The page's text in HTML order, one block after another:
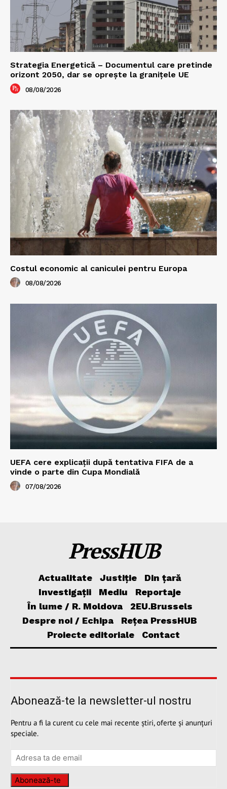
Strategia Energetică – Documentul care pretinde
orizont 2050, dar se oprește la granițele UE
08/08/2026
Costul economic al caniculei pentru Europa
08/08/2026
UEFA cere explicații după tentativa FIFA de a
vinde o parte din Cupa Mondială
07/08/2026
PressHUB
Actualitate Justiție
Din țară
Investigații
Mediu
Reportaje
În lume / R. Moldova
2EU.Brussels
Despre noi / Echipa
Rețea PressHUB
Proiecte editoriale
Contact
Abonează-te la newsletter-ul nostru
Pentru a fi la curent cu cele mai recente știri, oferte și anunțuri
speciale.
Abonează-te